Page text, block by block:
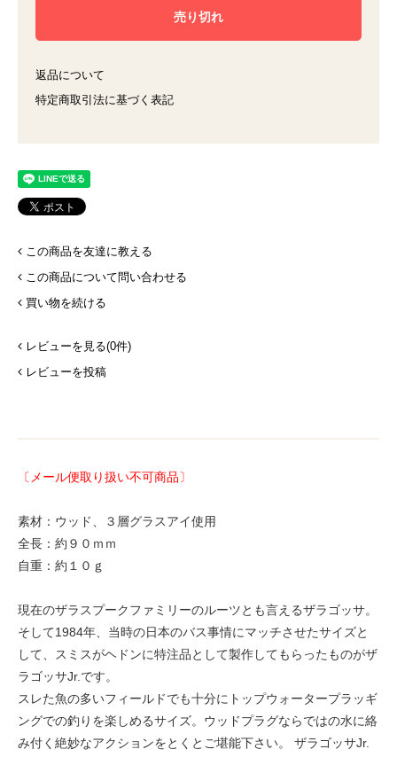
返品について
特定商取引法に基づく表記
この商品を友達に教える
この商品について問い合わせる
買い物を続ける
レビューを見る(0件)
レビューを投稿
〔メール便取り扱い不可商品〕
素材：ウッド、３層グラスアイ使用
全長：約９０ｍｍ
自重：約１０ｇ
現在のザラスプークファミリーのルーツとも言えるザラゴッサ。
そして1984年、当時の日本のバス事情にマッチさせたサイズと
して、スミスがヘドンに特注品として製作してもらったものがザ
ラゴッサJr.です。
スレた魚の多いフィールドでも十分にトップウォータープラッギ
ングでの釣りを楽しめるサイズ。ウッドプラグならではの水に絡
み付く絶妙なアクションをとくとご堪能下さい。 ザラゴッサJr.